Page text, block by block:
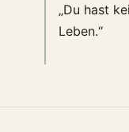
„Du hast
Leben.“